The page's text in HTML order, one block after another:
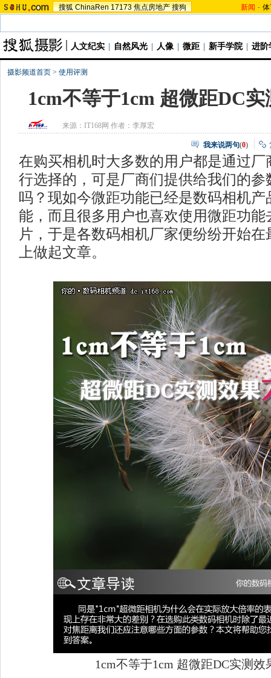
搜狐 ChinaRen 17173 焦点房地产 搜狗 新闻 -
人文纪实 自然风光 人像 微距 新手学院 进阶
摄影频道首页 > 使用评测
1cm不等于1cm 超微距DC
来源： IT168网 作者：李厚宏
我来说两句(0)
在购买相机时大多数的用户都是通过厂
行选择的，可是厂商们提供给我们的参
吗？现如今微距功能已经是数码相机产
能，而且很多用户也喜欢使用微距功能
片，于是各数码相机厂家便纷纷开始
上做起文章。
1cm不等于1cm 超微距DC实测效